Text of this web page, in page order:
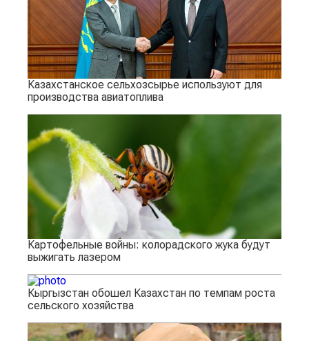
Казахстанское сельхозсырье используют для
производства авиатоплива
Картофельные войны: колорадского жука будут
выжигать лазером
Кыргызстан обошел Казахстан по темпам роста
сельского хозяйства